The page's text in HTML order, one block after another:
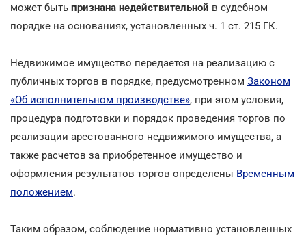
может быть признана недействительной в судебном
порядке на основаниях, установленных ч. 1 ст. 215 ГК.
Недвижимое имущество передается на реализацию с
публичных торгов в порядке, предусмотренном Законом
«Об исполнительном производстве», при этом условия,
процедура подготовки и порядок проведения торгов по
реализации арестованного недвижимого имущества, а
также расчетов за приобретенное имущество и
оформления результатов торгов определены Временным
положением.
Таким образом, соблюдение нормативно установленных